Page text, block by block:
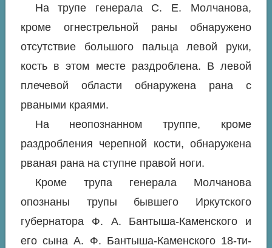
На трупе генерала С. Е. Молчанова,
кроме огнестрельной раны обнаружено
отсутствие большого пальца левой руки,
кость в этом месте раздроблена. В левой
плечевой области обнаружена рана с
рваными краями.
На неопознанном труппе, кроме
раздробления черепной кости, обнаружена
рваная рана на ступне правой ноги.
Кроме трупа генерала Молчанова
опознаны трупы бывшего Иркутского
губернатора Ф. А. Бантыша-Каменского и
его сына А. Ф. Бантыша-Каменского 18-ти-